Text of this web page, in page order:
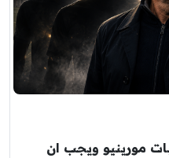
مورينيو ويجب ان